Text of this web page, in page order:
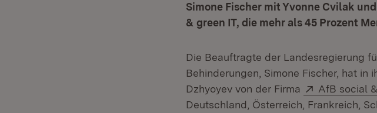
Simone Fischer mit Yvonne Cvilak
& green IT, die mehr als 45 Prozent
Die Beauftragte der Landesregierung
Behinderungen, Simone Fischer, hat in
Dzhyoyev von der Firma
Extern:
AfB social
Deutschland, Österreich, Frankreich,